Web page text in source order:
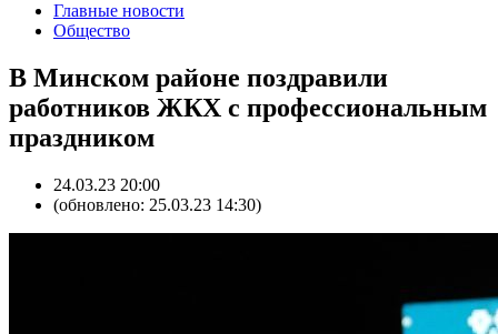
Главные новости
Общество
В Минском районе поздравили
работников ЖКХ с профессиональным
праздником
24.03.23 20:00
(обновлено: 25.03.23 14:30)